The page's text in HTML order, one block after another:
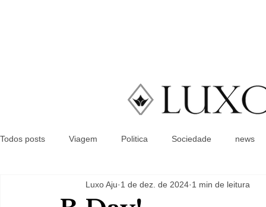
Todos posts Viagem Politica Sociedade news
Luxo Aju 1 de dez. de 2024 1 min de leitura